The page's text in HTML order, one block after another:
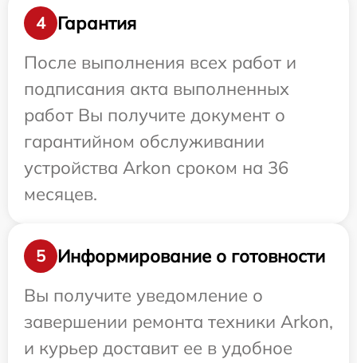
4
Гарантия
После выполнения всех работ и
подписания акта выполненных
работ Вы получите документ о
гарантийном обслуживании
устройства Arkon сроком на 36
месяцев.
5
Информирование о готовности
Вы получите уведомление о
завершении ремонта техники Arkon,
и курьер доставит ее в удобное